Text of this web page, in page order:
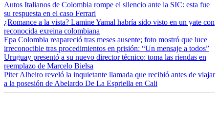
Autos Italianos de Colombia rompe el silencio ante la SIC: esta fue
su respuesta en el caso Ferrari
¿Romance a la vista? Lamine Yamal habría sido visto en un yate con
reconocida exreina colombiana
Epa Colombia reapareció tras meses ausente; foto mostró que luce
irreconocible tras procedimientos en prisión: “Un mensaje a todos”
Uruguay presentó a su nuevo director técnico: toma las riendas en
reemplazo de Marcelo Bielsa
Piter Albeiro reveló la inquietante llamada que recibió antes de viajar
a la posesión de Abelardo De La Espriella en Cali